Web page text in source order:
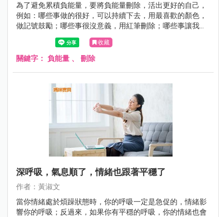
為了避免累積負能量，要將負能量刪除，活出更好的自己，
例如：哪些事做的很好，可以持續下去，用最喜歡的顏色，
做記號鼓勵；哪些事很沒意義，用紅筆刪除；哪些事讓我不
舒服，如果再重來，怎麼做才會更好，就用藍筆修復。
收藏
關鍵字： 負能量 、 刪除
深呼吸，氣息順了，情緒也跟著平穩了
作者：黃淑文
當你情緒處於煩躁狀態時，你的呼吸一定是急促的，情緒影
響你的呼吸；反過來，如果你有平穩的呼吸，你的情緒也會